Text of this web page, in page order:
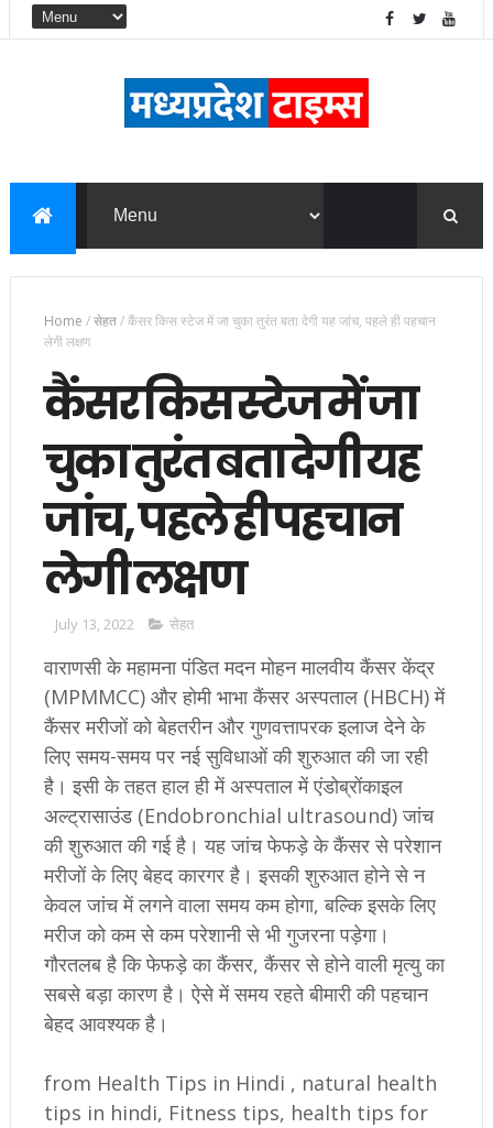
Home /सेहत/कैंसर किस स्टेज में जा चुका तुरंत बता देगी यह जांच, पहले ही पहचान
लेगी लक्षण
कैंसर किस स्टेज में जा
चुका तुरंत बता देगी यह
जांच, पहले ही पहचान
लेगी लक्षण
July 13, 2022 सेहत
वाराणसी के महामना पंडित मदन मोहन मालवीय कैंसर केंद्र
(MPMMCC) और होमी भाभा कैंसर अस्पताल (HBCH) में
कैंसर मरीजों को बेहतरीन और गुणवत्तापरक इलाज देने के
लिए समय-समय पर नई सुविधाओं की शुरुआत की जा रही
है। इसी के तहत हाल ही में अस्पताल में एंडोब्रोंकाइल
अल्ट्रासाउंड (Endobronchial ultrasound) जांच
की शुरुआत की गई है। यह जांच फेफड़े के कैंसर से परेशान
मरीजों के लिए बेहद कारगर है। इसकी शुरुआत होने से न
केवल जांच में लगने वाला समय कम होगा, बल्कि इसके लिए
मरीज को कम से कम परेशानी से भी गुजरना पड़ेगा।
गौरतलब है कि फेफड़े का कैंसर, कैंसर से होने वाली मृत्यु का
सबसे बड़ा कारण है। ऐसे में समय रहते बीमारी की पहचान
बेहद आवश्यक है।
from Health Tips in Hindi , natural health
tips in hindi, Fitness tips, health tips for